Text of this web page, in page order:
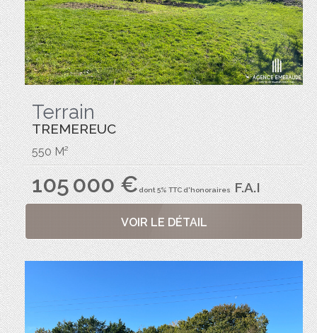
Terrain
TREMEREUC
550 M²
105 000 €dont 5% TTC d'honorairesF.A.I
VOIR LE DÉTAIL